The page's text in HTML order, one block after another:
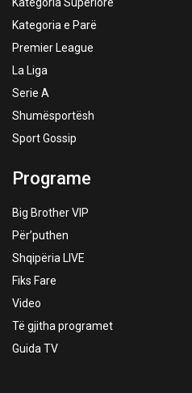
Kategoria Superiore
Kategoria e Parë
Premier League
La Liga
Serie A
Shumësportësh
Sport Gossip
Programe
Big Brother VIP
Për’puthen
Shqipëria LIVE
Fiks Fare
Video
Të gjitha programet
Guida TV